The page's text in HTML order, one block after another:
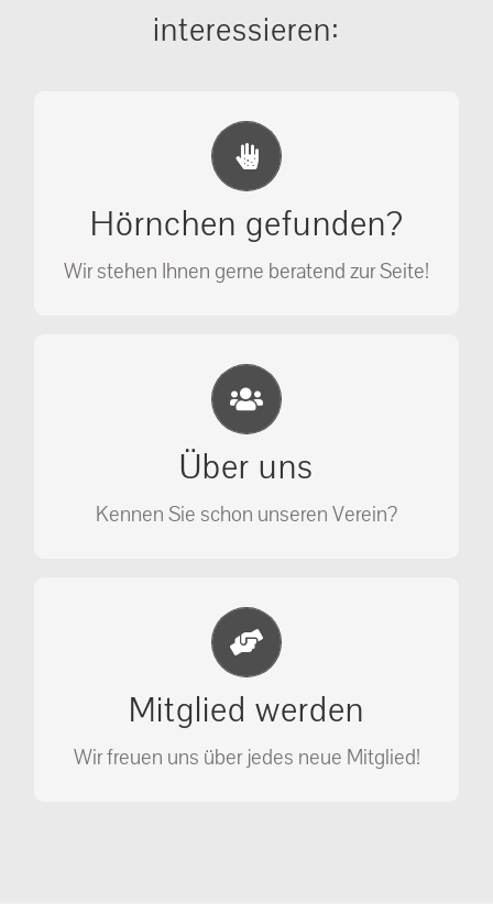
interessieren:
Hörnchen gefunden?
Wir stehen Ihnen gerne beratend zur Seite!
Erste Hilfe Maßnahmen
Ihr Anruf kann Leben retten!
Über uns
Kennen Sie schon unseren Verein?
Eichhörnchen Schutz e.V.
Wir sehen nicht weg, wir retten!
Mitglied werden
Wir freuen uns über jedes neue Mitglied!
Jetzt Mitglied werden
Unterstützen Sie unseren Verein als
Mitglied.
MITGLIED WERDEN